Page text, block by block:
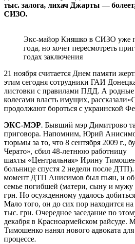
тыс. залога, лихач Джарты —
СИЗО.
Экс-майор Кияшко в СИЗО уже
года, но хочет пересмотреть
годах заключения
21 ноября считается Днем памяти
этим сегодня сотрудники ГАИ
листовки с правилами ПДД. А родные
колесами власть имущих,
продолжают бороться с украинской
ЭКС-МЭР. Бывший мэр Димитрово
приговора. Напомним, Юрий
тюрьмы за то, что 8 сентября 2009 г.,
Черато», сбил 48-летнюю работницу
шахты «Центральная» Ирину
больнице спустя 2 недели после
момент ДТП Анисимов был пьян, и
семье погибшей (матери, сыну и
грн. Но осужденному удалось
Мало того, он до сих пор находится на
тыс. грн. Очередное заседание по
декабря в Красноармейском
Тимошенко нанял нового адвоката
процессе.